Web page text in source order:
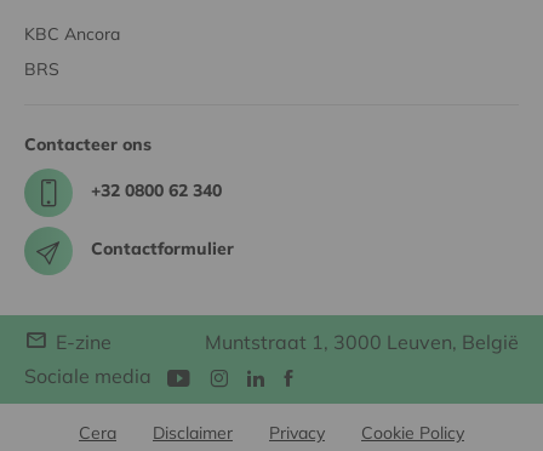
KBC Ancora
BRS
Contacteer ons
+32 0800 62 340
Contactformulier
E-zine
Muntstraat 1, 3000 Leuven, België
Sociale media
Cera Disclaimer Privacy Cookie Policy